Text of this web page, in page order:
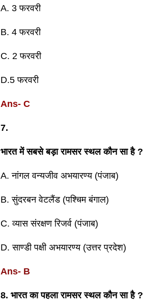
A. 3 फरवरी
B. 4 फरवरी
C. 2 फरवरी
D.5 फरवरी
Ans- C
7.
भारत में सबसे बड़ा रामसर स्थल कौन सा है ?
A. नांगल वन्यजीव अभयारण्य (पंजाब)
B. सुंदरबन वेटलैंड (पश्चिम बंगाल)
C. व्यास संरक्षण रिजर्व (पंजाब)
D. साण्डी पक्षी अभयारण्य (उत्तर प्रदेश)
Ans- B
8. भारत का पहला रामसर स्थल कौन सा है ?